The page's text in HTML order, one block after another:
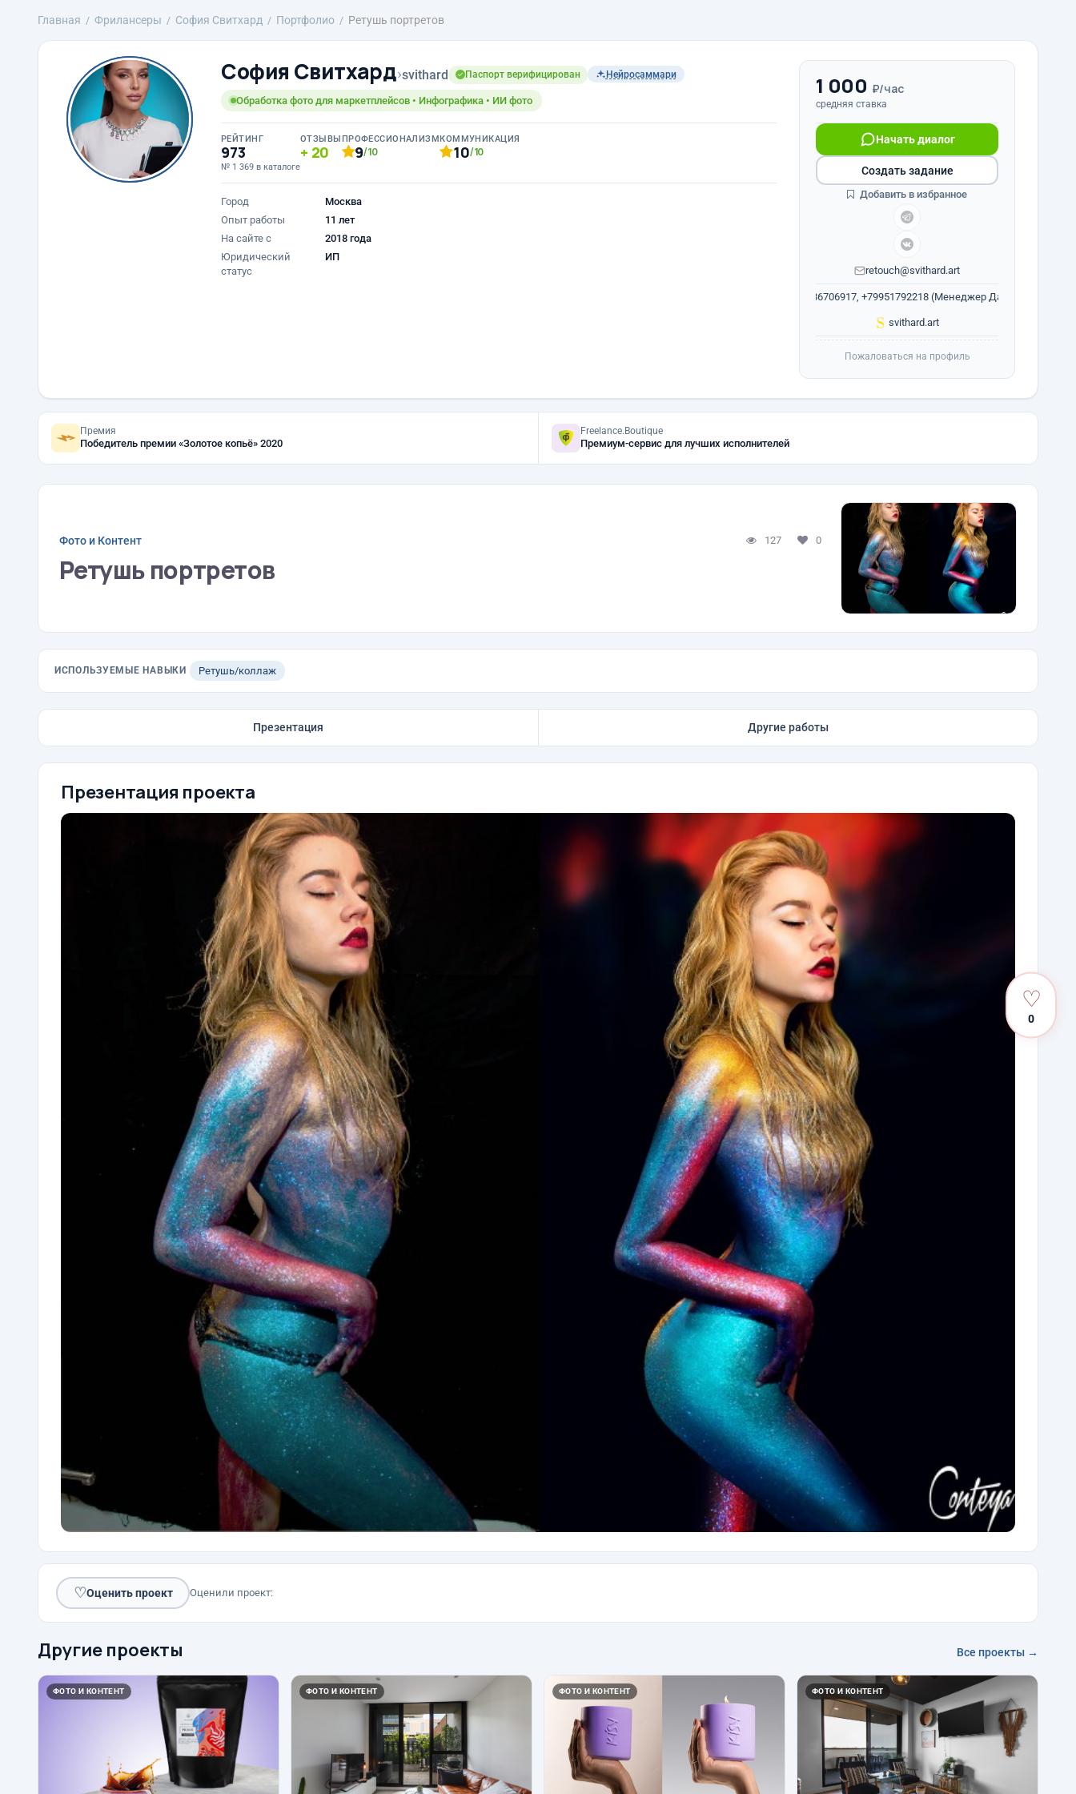
Главная Фрилансеры София Свитхард Портфолио Ретушь портретов
София Свитхард›svithard Паспорт верифицирован Нейросаммари
Обработка фото для маркетплейсов • Инфографика • ИИ фото
РЕЙТИНГ
973
№ 1 369 в каталоге
ОТЗЫВЫ
20
ПРОФЕССИОНАЛИЗМ
9/10
КОММУНИКАЦИЯ
10/10
Город
Москва
Опыт работы
11 лет
На сайте с
2018 года
Юридический
статус
ИП
1 000 ₽/час
средняя ставка
+79786706917, +79951792218 (Менеджер Даниэль)
Начать диалог
retouch@svithard.art
svithard.art
Создать задание
Добавить в избранное
Пожаловаться на профиль
Премия
Победитель премии «Золотое копьё» 2020
Freelance.Boutique
Премиум-сервис для лучших исполнителей
Фото и Контент 127 0
Ретушь портретов
ИСПОЛЬЗУЕМЫЕ НАВЫКИ Ретушь/коллаж
Презентация Другие работы
Презентация проекта
♡
0
♡Оценить проект Оценили проект:
Другие проекты Все проекты →
ФОТО И КОНТЕНТ ФОТО И КОНТЕНТ ФОТО И КОНТЕНТ ФОТО И КОНТЕНТ